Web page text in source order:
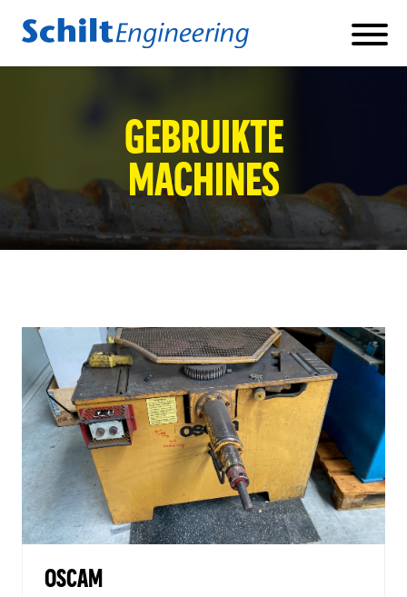
Producten
BETONSTAAL KNIP- EN BUIGMACHINES
BETONSTAAL SCHAARLIJNEN
BETONSTAAL DUBBELBUIGER
FABRIEKSAUTOMATISERING
LOGISTIEK
GEBRUIKTE MACHINES
Home
Over ons
GEBRUIKTE
MACHINES
OSCAM